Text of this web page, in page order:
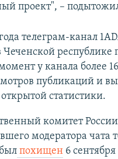
проект", – подытожил
телеграм-канал
республике
у канала более
публикаций и
статистики.
комитет России
модератора чата
похищен6